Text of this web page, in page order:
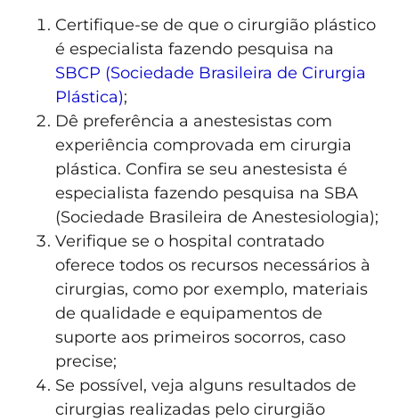
Certifique-se de que o cirurgião plástico
é especialista fazendo pesquisa na
SBCP (Sociedade Brasileira de Cirurgia
Plástica);
Dê preferência a anestesistas com
experiência comprovada em cirurgia
plástica. Confira se seu anestesista é
especialista fazendo pesquisa na SBA
(Sociedade Brasileira de Anestesiologia);
Verifique se o hospital contratado
oferece todos os recursos necessários à
cirurgias, como por exemplo, materiais
de qualidade e equipamentos de
suporte aos primeiros socorros, caso
precise;
Se possível, veja alguns resultados de
cirurgias realizadas pelo cirurgião